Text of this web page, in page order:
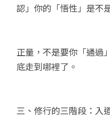
認」你的「悟性」是不
正量，不是要你「通過
底走到哪裡了。
三、修行的三階段：入